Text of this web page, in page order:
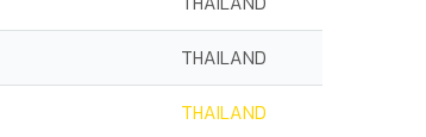
THAILAND
THAILAND